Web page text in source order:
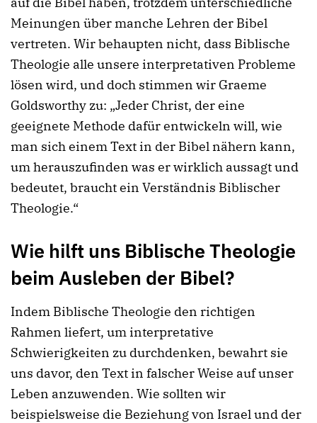
Meinungen über manche Lehren der Bibel
vertreten. Wir behaupten nicht, dass Biblische
Theologie alle unsere interpretativen Probleme
lösen wird, und doch stimmen wir Graeme
Goldsworthy zu: „Jeder Christ, der eine
geeignete Methode dafür entwickeln will, wie
man sich einem Text in der Bibel nähern kann,
um herauszufinden was er wirklich aussagt und
bedeutet, braucht ein Verständnis Biblischer
Theologie.“
Wie hilft uns Biblische Theologie
beim Ausleben der Bibel?
Indem Biblische Theologie den richtigen
Rahmen liefert, um interpretative
Schwierigkeiten zu durchdenken, bewahrt sie
uns davor, den Text in falscher Weise auf unser
Leben anzuwenden. Wie sollten wir
beispielsweise die Beziehung von Israel und der